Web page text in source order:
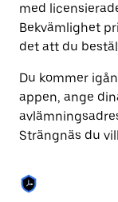
att
stänga
kalendern.
med
Bekvämlighet
det att du
Du kommer
appen, ange
Strängnäs du